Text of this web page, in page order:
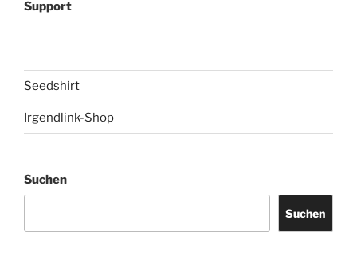
Support
Seedshirt
Irgendlink-Shop
Suchen
Suchen